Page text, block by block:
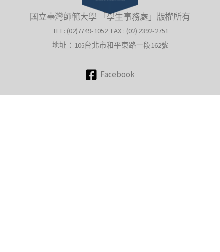
國立臺灣師範大學 「學生事務處」版權所有
TEL: (02)7749-1052 FAX : (02) 2392-2751
地址：106台北市和平東路一段162號
Facebook